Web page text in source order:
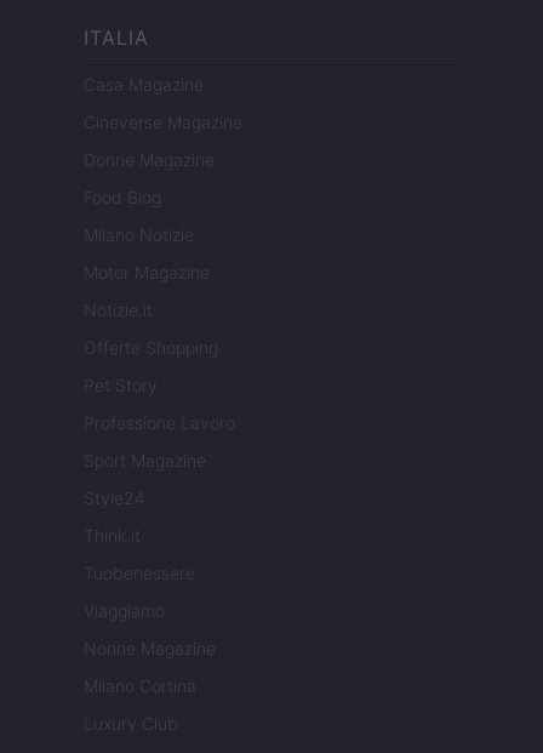
ITALIA
Casa Magazine
Cineverse Magazine
Donne Magazine
Food Blog
Milano Notizie
Motor Magazine
Notizie.it
Offerte Shopping
Pet Story
Professione Lavoro
Sport Magazine
Style24
Think.it
Tuobenessere
Viaggiamo
Nonne Magazine
Milano Cortina
Luxury Club